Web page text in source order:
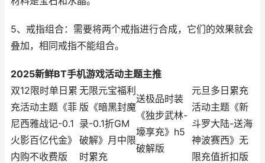
5、戒指组合：需要将两个戒指进行合成，它们的效果就会
叠加，相同戒指不能组合。
2025新鲜BT手机游戏活动主题主推
双12限时单日累
充活动主题《菲
尼西雅战记-0.1
火影百亿代金》
内购不收费版
无限元宝福利
版《暗黑封魔
录-0.1折GM
破解》月中限
时累充
送极品时装
《独步武林-
壕享充》h5
破解版
元旦多日累充
活动主题《新
斗罗大陆-送海
神波赛西》无
限充值折扣版